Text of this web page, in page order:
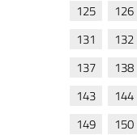
125
126
131
132
137
138
143
144
149
150